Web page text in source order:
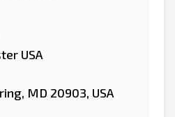
USA
MD 20903, USA